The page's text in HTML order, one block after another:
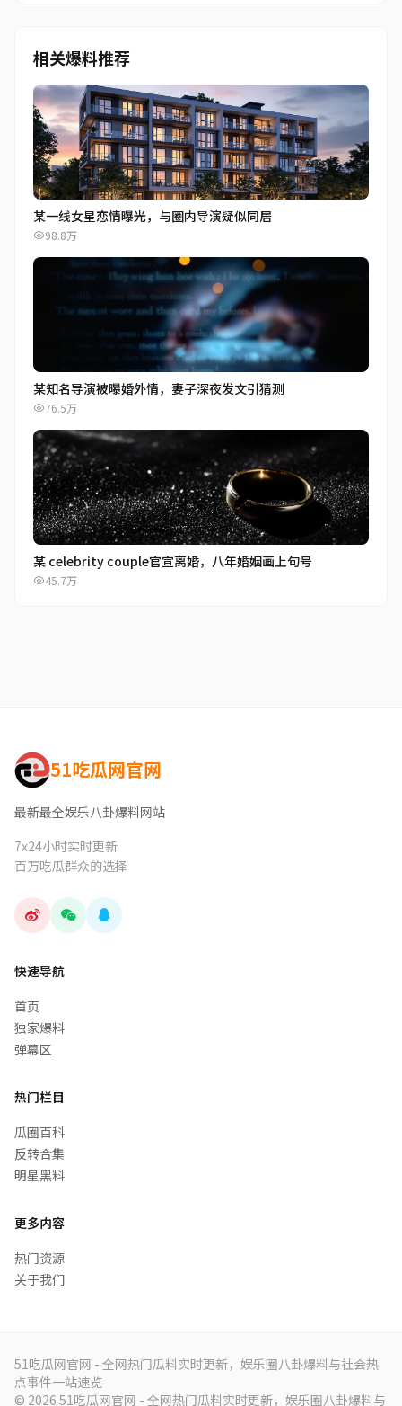
相关爆料推荐
某一线女星恋情曝光，与圈内导演疑似同居
98.8万
某知名导演被曝婚外情，妻子深夜发文引猜测
76.5万
某 celebrity couple官宣离婚，八年婚姻画上句号
45.7万
51吃瓜网官网
最新最全娱乐八卦爆料网站
7x24小时实时更新
百万吃瓜群众的选择
快速导航
首页
独家爆料
弹幕区
热门栏目
瓜圈百科
反转合集
明星黑料
更多内容
热门资源
关于我们
51吃瓜网官网 - 全网热门瓜料实时更新，娱乐圈八卦爆料与社会热
点事件一站速览
© 2026 51吃瓜网官网 - 全网热门瓜料实时更新，娱乐圈八卦爆料与